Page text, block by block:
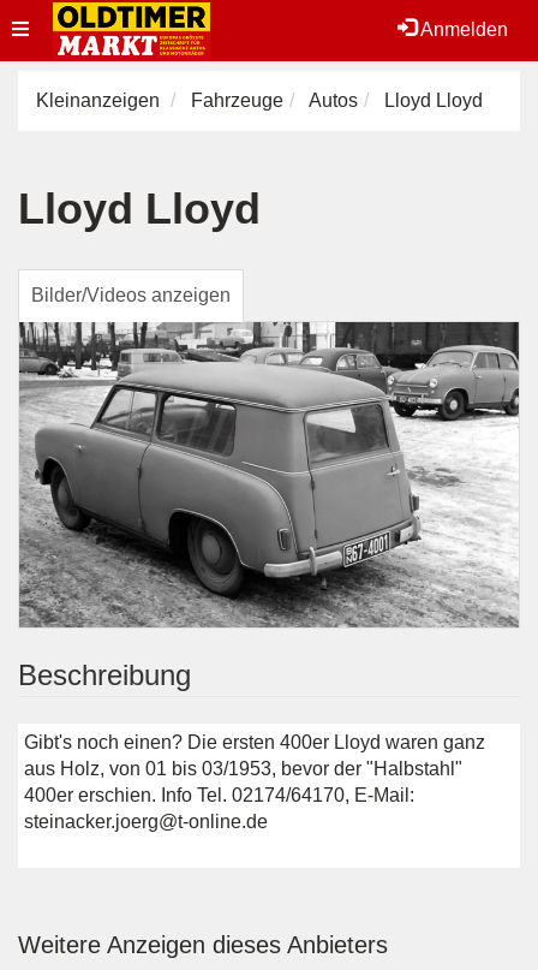
Anmelden
Toggle
navigation
Kleinanzeigen Fahrzeuge Autos Lloyd Lloyd
Lloyd Lloyd
Bilder/Videos anzeigen
Beschreibung
Gibt's noch einen? Die ersten 400er Lloyd waren ganz
aus Holz, von 01 bis 03/1953, bevor der "Halbstahl"
400er erschien. Info Tel. 02174/64170, E-Mail:
steinacker.joerg@t-online.de
Weitere Anzeigen dieses Anbieters